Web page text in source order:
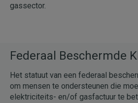
gassector.
Federaal Beschermde
Het statuut van een federaal
om mensen te ondersteunen die
elektriciteits- en/of gasfactuur te